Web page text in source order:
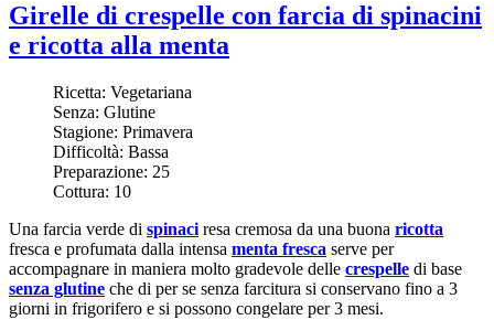
Girelle di crespelle con farcia di spinacini
e ricotta alla menta
Ricetta: Vegetariana
Senza: Glutine
Stagione: Primavera
Difficoltà: Bassa
Preparazione: 25
Cottura: 10
Una farcia verde di spinaci resa cremosa da una buona ricotta
fresca e profumata dalla intensa menta fresca serve per
accompagnare in maniera molto gradevole delle crespelle di base
senza glutine che di per se senza farcitura si conservano fino a 3
giorni in frigorifero e si possono congelare per 3 mesi.